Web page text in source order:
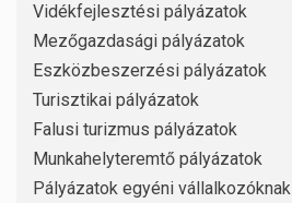
Vidékfejlesztési pályázatok
Mezőgazdasági pályázatok
Eszközbeszerzési pályázatok
Turisztikai pályázatok
Falusi turizmus pályázatok
Munkahelyteremtő pályázatok
Pályázatok egyéni vállalkozóknak